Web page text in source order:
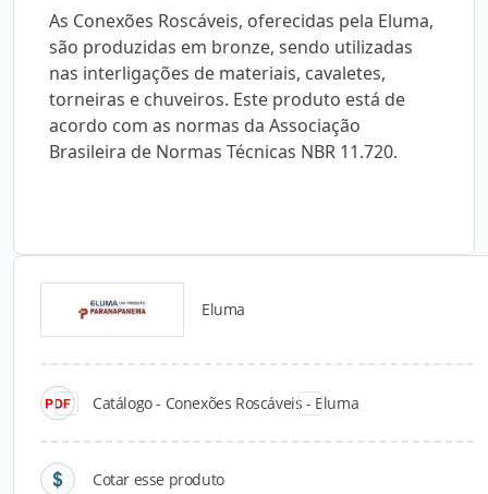
As Conexões Roscáveis, oferecidas pela Eluma,
são produzidas em bronze, sendo utilizadas
nas interligações de materiais, cavaletes,
torneiras e chuveiros. Este produto está de
acordo com as normas da Associação
Brasileira de Normas Técnicas NBR 11.720.
Eluma
Catálogo - Conexões Roscáveis - Eluma
Cotar esse produto
Catálogos para Download